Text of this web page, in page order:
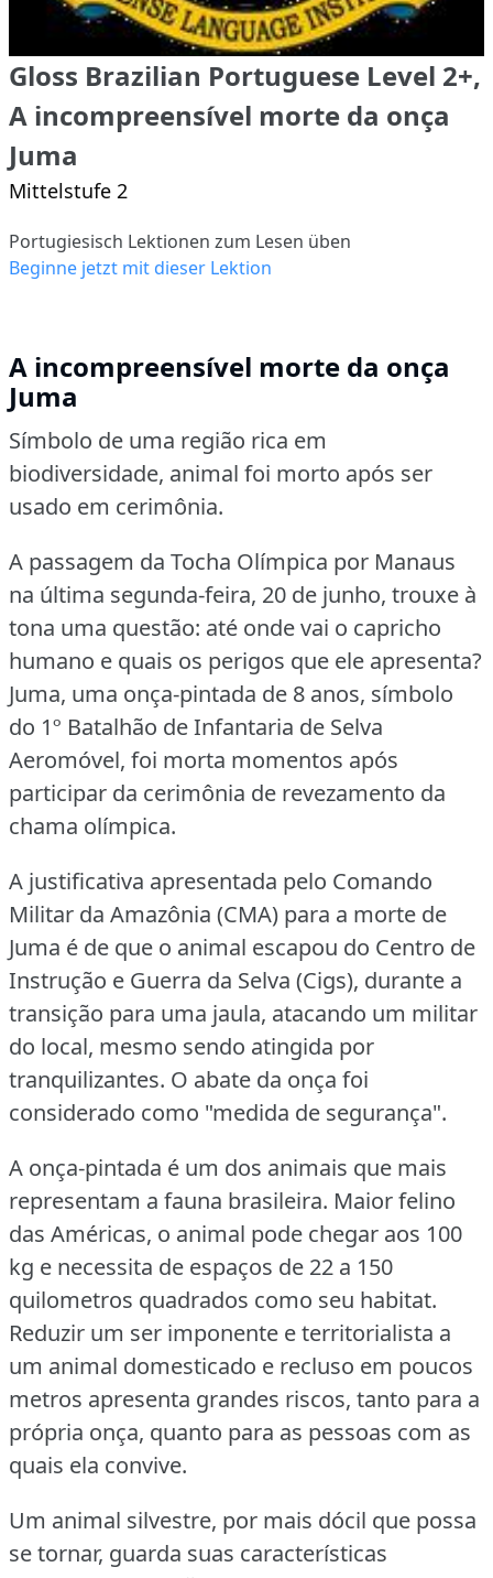
Gloss Brazilian Portuguese Level 2+,
A incompreensível morte da onça
Juma
Mittelstufe 2
Portugiesisch Lektionen zum Lesen üben
Beginne jetzt mit dieser Lektion
A incompreensível morte da onça
Juma
Símbolo de uma região rica em
biodiversidade, animal foi morto após ser
usado em cerimônia.
A passagem da Tocha Olímpica por Manaus
na última segunda-feira, 20 de junho, trouxe à
tona uma questão: até onde vai o capricho
humano e quais os perigos que ele apresenta?
Juma, uma onça-pintada de 8 anos, símbolo
do 1º Batalhão de Infantaria de Selva
Aeromóvel, foi morta momentos após
participar da cerimônia de revezamento da
chama olímpica.
A justificativa apresentada pelo Comando
Militar da Amazônia (CMA) para a morte de
Juma é de que o animal escapou do Centro de
Instrução e Guerra da Selva (Cigs), durante a
transição para uma jaula, atacando um militar
do local, mesmo sendo atingida por
tranquilizantes. O abate da onça foi
considerado como "medida de segurança".
A onça-pintada é um dos animais que mais
representam a fauna brasileira. Maior felino
das Américas, o animal pode chegar aos 100
kg e necessita de espaços de 22 a 150
quilometros quadrados como seu habitat.
Reduzir um ser imponente e territorialista a
um animal domesticado e recluso em poucos
metros apresenta grandes riscos, tanto para a
própria onça, quanto para as pessoas com as
quais ela convive.
Um animal silvestre, por mais dócil que possa
se tornar, guarda suas características